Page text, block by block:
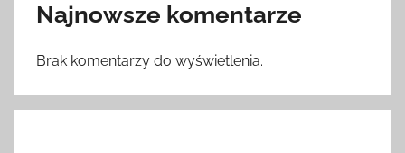
Najnowsze komentarze
Brak komentarzy do wyświetlenia.